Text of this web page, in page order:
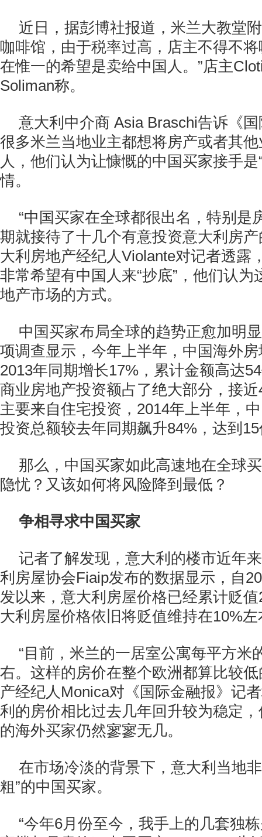
近日，据彭博社报道，米兰大教堂
咖啡馆，由于税率过高，店主不得不
在惟一的希望是卖给中国人。”店主
Soliman称。
意大利中介商 Asia Braschi告诉《
很多米兰当地业主都想将房产或者其
人，他们认为让慷慨的中国买家接手是
情。
“中国买家在全球都很出名，特别是
期就接待了十几个有意投资意大利房
大利房地产经纪人Violante对记者透露
非常希望有中国人来“抄底”，他们认为
地产市场的方式。
中国买家布局全球的趋势正愈加明
项调查显示，今年上半年，中国海外
2013年同期增长17%，累计金额高达
商业房地产投资额占了绝大部分，接
主要来自住宅投资，2014年上半年，
投资总额较去年同期飙升84%，达到
那么，中国买家如此高速地在全球
隐忧？又该如何将风险降到最低？
争相寻求中国买家
记者了解发现，意大利的楼市近年
利房屋协会Fiaip发布的数据显示，自
发以来，意大利房屋价格已经累计贬
大利房屋价格依旧将贬值维持在10%左
“目前，米兰的一居室公寓每平方米
右。这样的房价在整个欧洲都算比较
产经纪人Monica对《国际金融报》记
利的房价相比过去几年回升较为稳定
的海外买家仍然寥寥无几。
在市场冷淡的背景下，意大利当地
粗”的中国买家。
“今年6月份至今，我手上的几套独